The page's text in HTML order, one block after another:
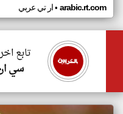
ار تي عربي• arabic.rt.com
تابع
سي